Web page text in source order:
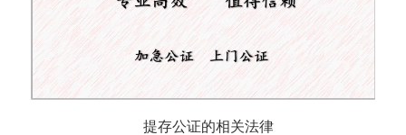
提存公证的相关法律